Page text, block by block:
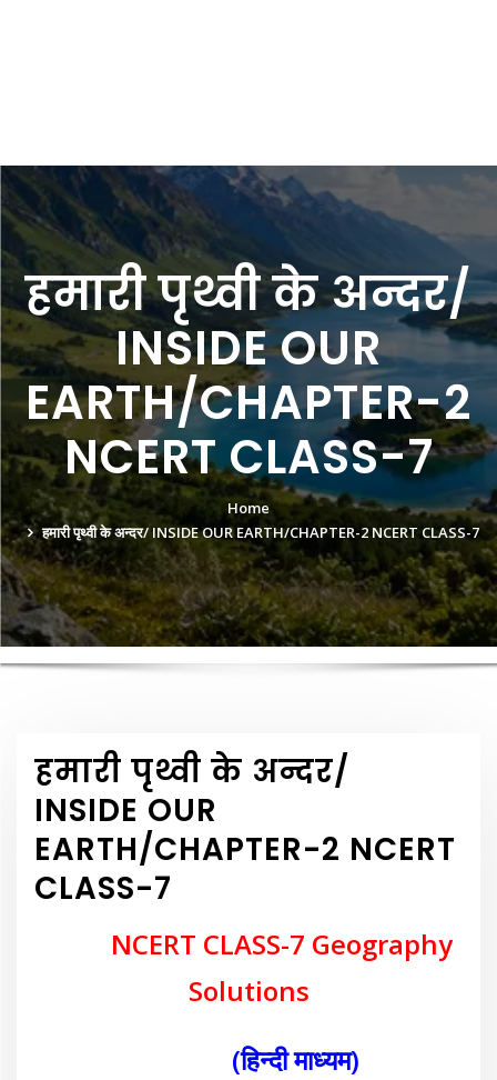
हमारी पृथ्वी के अन्दर/
INSIDE OUR
EARTH/CHAPTER-2
NCERT CLASS-7
Home
हमारी पृथ्वी के अन्दर/ INSIDE OUR EARTH/CHAPTER-2 NCERT CLASS-7
हमारी पृथ्वी के अन्दर/
INSIDE OUR
EARTH/CHAPTER-2 NCERT
CLASS-7
NCERT CLASS-7 Geography
Solutions
(हिन्दी माध्यम)